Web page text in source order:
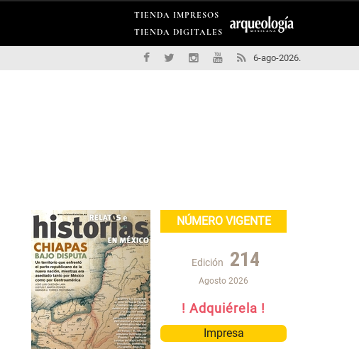
TIENDA IMPRESOS
TIENDA DIGITALES
6-ago-2026.
NÚMERO VIGENTE
Edición 214
Agosto 2026
! Adquiérela !
Impresa